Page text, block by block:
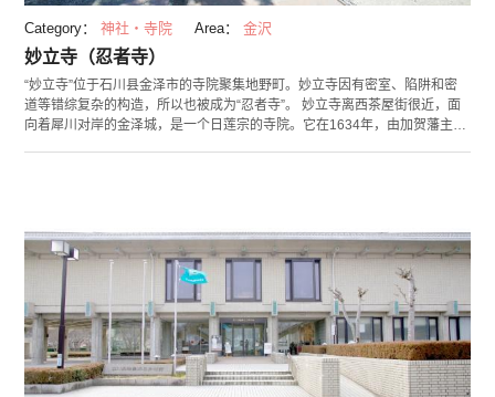
Category： 神社・寺院 Area： 金沢
妙立寺（忍者寺）
“妙立寺”位于石川县金泽市的寺院聚集地野町。妙立寺因有密室、陷阱和密
道等错综复杂的构造，所以也被成为“忍者寺”。 妙立寺离西茶屋街很近，面
向着犀川对岸的金泽城，是一个日莲宗的寺院。它在1634年，由加贺藩主